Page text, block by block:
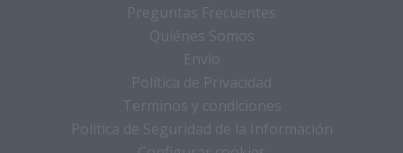
Preguntas Frecuentes
Quiénes Somos
Envío
Política de Privacidad
Terminos y condiciones
Política de Seguridad de la Información